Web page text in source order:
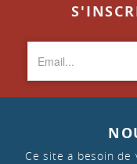
Ce site a besoin